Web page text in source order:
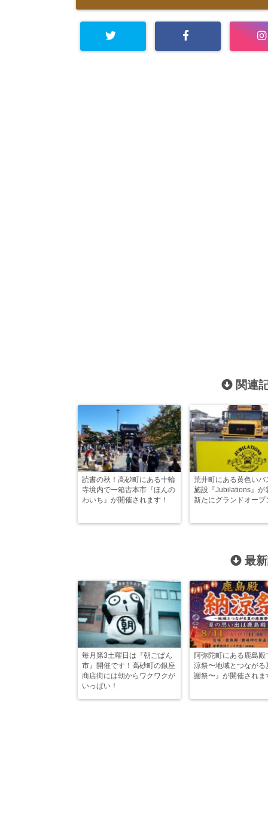
関連
読書の秋！高砂町にある十輪
寺境内で一箱古本市『ほんの
わいち』が開催されます！
荒井町にある黄色いバ
施設『Jubilations』が
新たにグランドオープ
最
毎月第3土曜日は『朝ごぱん
市』開催です！高砂町の銀座
商店街には朝からワクワクが
いっぱい！
阿弥陀町にある鹿島殿
涼祭〜地域とつながる
謝祭〜』が開催されま